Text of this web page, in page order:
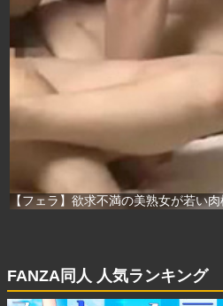
FANZA同人 人気ランキング